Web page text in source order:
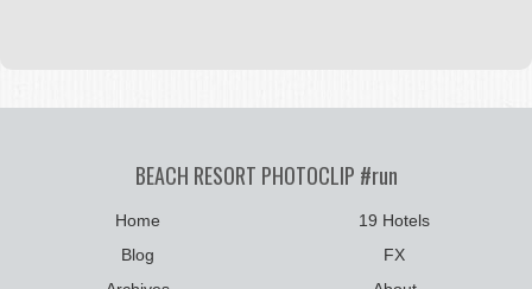
BEACH RESORT PHOTOCLIP #run
Home
19 Hotels
Blog
FX